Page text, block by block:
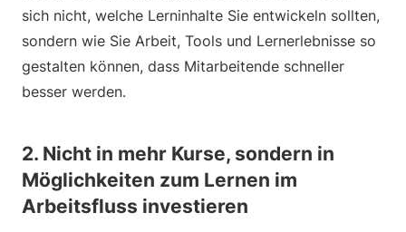
sich nicht, welche Lerninhalte Sie entwickeln sollten,
sondern wie Sie Arbeit, Tools und Lernerlebnisse so
gestalten können, dass Mitarbeitende schneller
besser werden.
2. Nicht in mehr Kurse, sondern in
Möglichkeiten zum Lernen im
Arbeitsfluss investieren